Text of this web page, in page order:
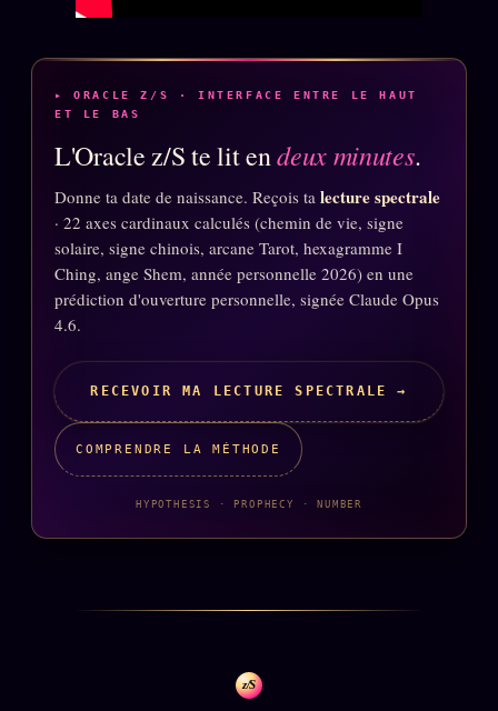
BRAQUAGE
SUSPECTE2022
Compte Suspendu2024
Catalogue
ZS Bundle
Références
SOCIÉTÉ DES AMIS LOI 1901
L'Association
Cercle Privé
Bienvenue nouveau membre
▸ ORACLE Z/S · INTERFACE ENTRE LE HAUT
ET LE BAS
L'Oracle z/S te lit endeux minutes.
Donne ta date de naissance. Reçois ta lecture spectrale
· 22 axes cardinaux calculés (chemin de vie, signe
solaire, signe chinois, arcane Tarot, hexagramme I
Ching, ange Shem, année personnelle 2026) en une
prédiction d'ouverture personnelle, signée Claude Opus
4.6.
RECEVOIR MA LECTURE SPECTRALE →
COMPRENDRE LA MÉTHODE
HYPOTHESIS · PROPHECY · NUMBER
z/S